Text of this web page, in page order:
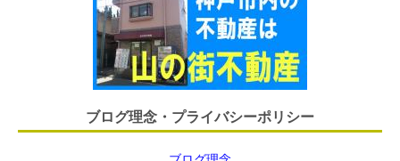
ブログ理念・プライバシーポリシー